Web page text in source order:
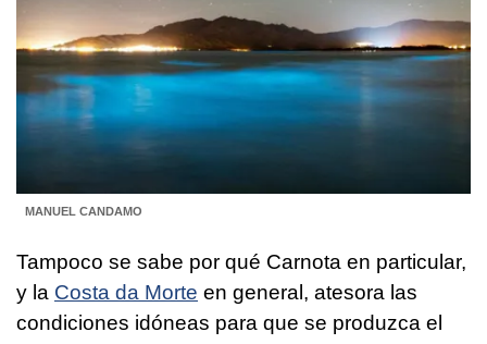
MANUEL CANDAMO
Tampoco se sabe por qué Carnota en particular,
y la Costa da Morte en general, atesora las
condiciones idóneas para que se produzca el